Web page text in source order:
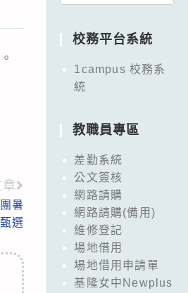
暑
選
校務平台系統
1campus 校務系
統
教職員專區
差勤系統
公文簽核
網路請購
網路請購(備用)
維修登記
場地借用
場地借用申請單
基隆女中Newplus